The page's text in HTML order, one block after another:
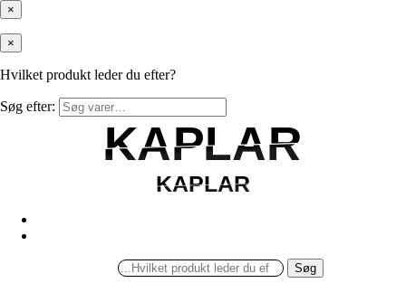
×
×
Hvilket produkt leder du efter?
Søg efter:
KAPLAR
KAPLAR
KAPLAR
KAPLAR
Søg